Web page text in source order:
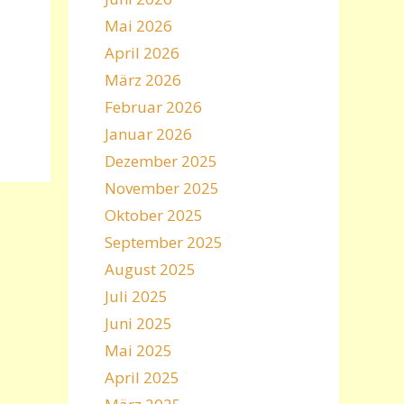
Mai 2026
April 2026
März 2026
Februar 2026
Januar 2026
Dezember 2025
November 2025
Oktober 2025
September 2025
August 2025
Juli 2025
Juni 2025
Mai 2025
April 2025